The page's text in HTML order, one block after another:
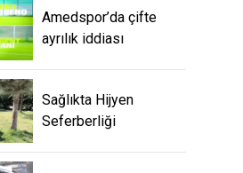
Amedspor’da çifte
ayrılık iddiası
Sağlıkta Hijyen
Seferberliği